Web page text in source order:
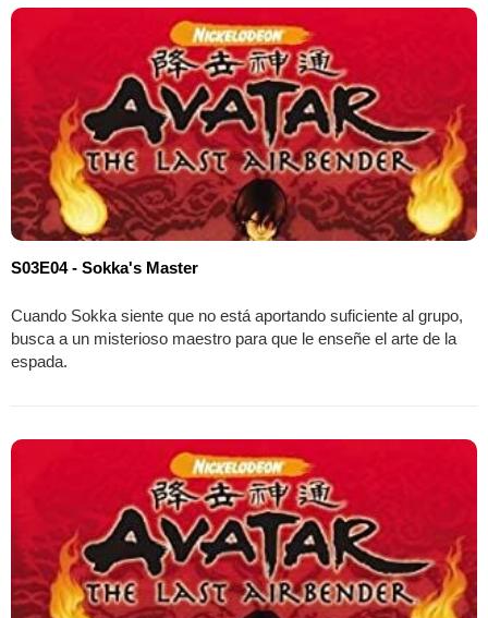
S03E04 - Sokka's Master
Cuando Sokka siente que no está aportando suficiente al grupo,
busca a un misterioso maestro para que le enseñe el arte de la
espada.